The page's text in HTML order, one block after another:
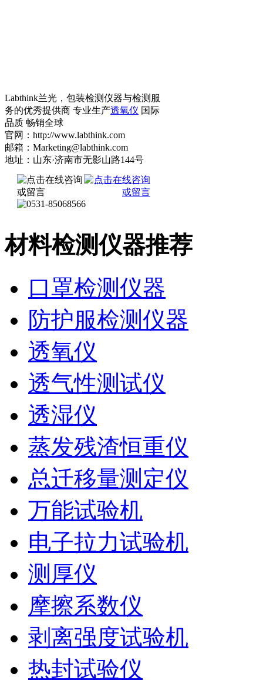
Labthink兰光，包装检测仪器与检测服
务的优秀提供商 专业生产透氧仪 国际
品质 畅销全球
官网：http://www.labthink.com
邮箱：Marketing@labthink.com
地址：山东·济南市无影山路144号
材料检测仪器推荐
口罩检测仪器
防护服检测仪器
透氧仪
透气性测试仪
透湿仪
蒸发残渣恒重仪
总迁移量测定仪
万能试验机
电子拉力试验机
测厚仪
摩擦系数仪
剥离强度试验机
热封试验仪